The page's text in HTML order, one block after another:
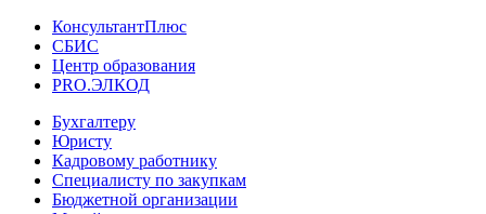
КонсультантПлюс
СБИС
Центр образования
PRO.ЭЛКОД
Бухгалтеру
Юристу
Кадровому работнику
Специалисту по закупкам
Бюджетной организации